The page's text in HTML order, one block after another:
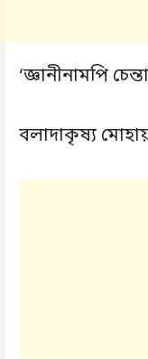
‘জ্ঞানীনামপি
বলাদাকৃষ্য